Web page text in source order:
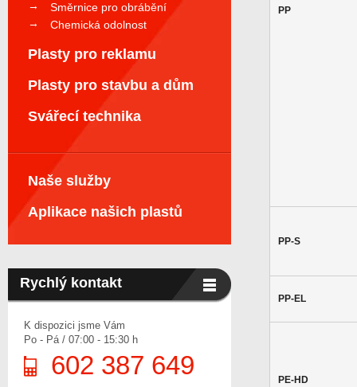
PP
PP-S
PP-EL
PE-HD
Směrnice pro obrábění
Chemická odolnost
Plasty pro reklamu
Plasty pro stavbu a dům
Svářecí technika
Naše služby
Aplikace našich plastů
Rychlý kontakt
K dispozici jsme Vám
Po - Pá / 07:00 - 15:30 h
602 387 649